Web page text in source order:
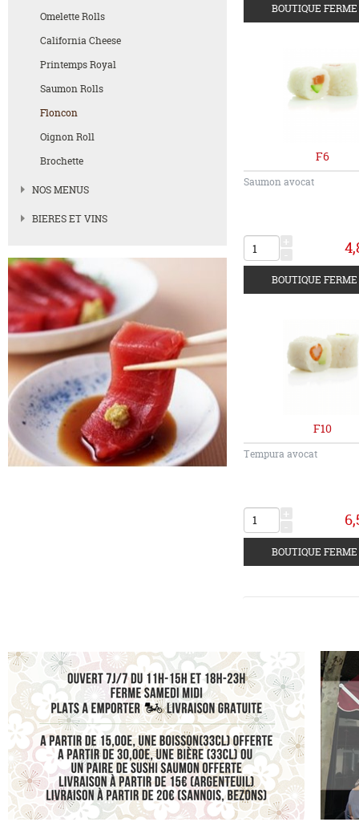
Omelette Rolls
California Cheese
Printemps Royal
Saumon Rolls
Floncon
Oignon Roll
Brochette
NOS MENUS
BIERES ET VINS
F6
Saumon avocat
F10
Tempura avocat